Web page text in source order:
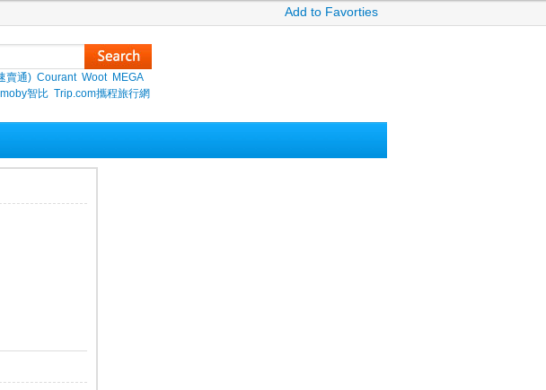
Add to Favorties
賣通) Courant Woot MEGA
智比 Trip.com攜程旅行網